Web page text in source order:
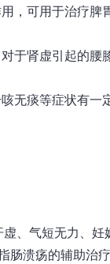
，可用于治疗
于肾虚引起的
无痰等症状有
、气短无力、
溃疡的辅助治疗